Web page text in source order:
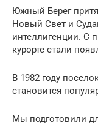
Южный Берег
Новый Свет и
интеллигенции. С
курорте стали
В 1982 году
становится
Мы подготовили